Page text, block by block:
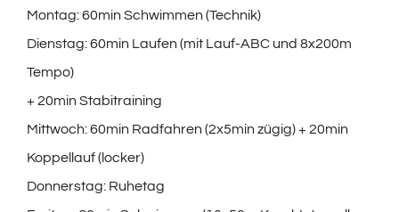
Montag: 60min Schwimmen (Technik)
Dienstag: 60min Laufen (mit Lauf-ABC und 8x200m
Tempo)
+ 20min Stabitraining
Mittwoch: 60min Radfahren (2x5min zügig) + 20min
Koppellauf (locker)
Donnerstag: Ruhetag